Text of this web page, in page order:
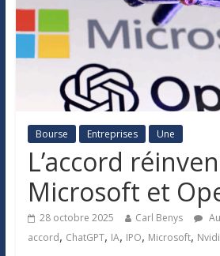
Bourse Entreprises Une
L’accord
Microsoft et
28 octobre 2025 Carl Benys
accord, ChatGPT, IA, IPO, Microsoft,